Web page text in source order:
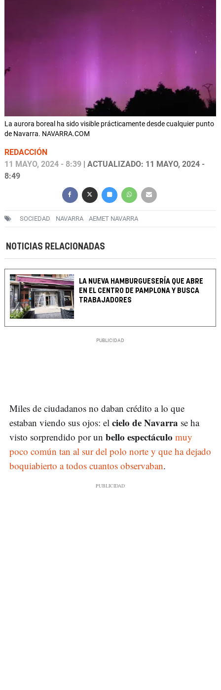
La aurora boreal ha sido visible prácticamente desde cualquier punto
de Navarra. NAVARRA.COM
REDACCIÓN
11 MAYO, 2024 - 8:39 | ACTUALIZADO: 11 MAYO, 2024 -
8:49
SOCIEDAD NAVARRA AEMET NAVARRA
NOTICIAS RELACIONADAS
LA NUEVA HAMBURGUESERÍA QUE ABRE
EN EL CENTRO DE PAMPLONA Y BUSCA
TRABAJADORES
Miles de ciudadanos no daban crédito a lo que
estaban viendo sus ojos: el cielo de Navarra se ha
visto sorprendido por un bello espectáculo muy
poco común tan al sur del polo norte y que ha dejado
boquiabierto a todos cuantos observaban.